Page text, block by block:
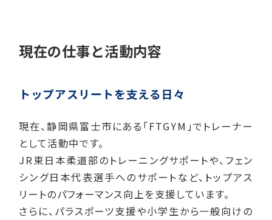
現在の仕事と活動内容
トップアスリートを支える日々
現在、静岡県富士市にある「FTGYM」でトレーナー
として活動中です。
JR東日本柔道部のトレーニングサポートや、フェン
シング日本代表選手へのサポートなど、トップアス
リートのパフォーマンス向上を支援しています。
さらに、パラスポーツ支援や小学生から一般向けの